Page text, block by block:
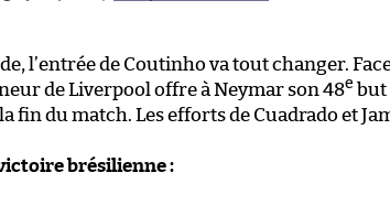
l’entrée de Coutinho va tout changer.
de Liverpool offre à Neymar son 48e but
fin du match. Les efforts de Cuadrado et
brésilienne :